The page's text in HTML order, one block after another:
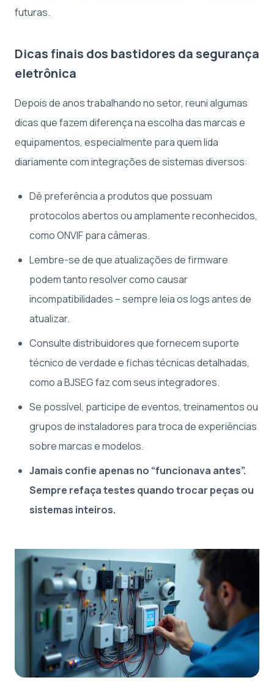
futuras.
Dicas finais dos bastidores da segurança
eletrônica
Depois de anos trabalhando no setor, reuni algumas
dicas que fazem diferença na escolha das marcas e
equipamentos, especialmente para quem lida
diariamente com integrações de sistemas diversos:
Dê preferência a produtos que possuam
protocolos abertos ou amplamente reconhecidos,
como ONVIF para câmeras.
Lembre-se de que atualizações de firmware
podem tanto resolver como causar
incompatibilidades – sempre leia os logs antes de
atualizar.
Consulte distribuidores que fornecem suporte
técnico de verdade e fichas técnicas detalhadas,
como a BJSEG faz com seus integradores.
Se possível, participe de eventos, treinamentos ou
grupos de instaladores para troca de experiências
sobre marcas e modelos.
Jamais confie apenas no “funcionava antes”.
Sempre refaça testes quando trocar peças ou
sistemas inteiros.